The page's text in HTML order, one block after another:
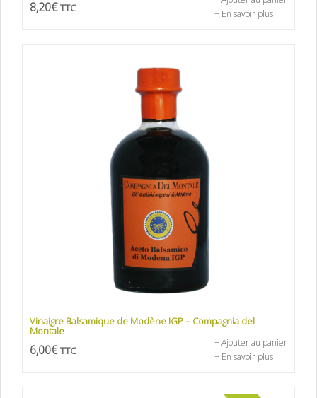
8,20€ TTC
+ En savoir plus
Vinaigre Balsamique de Modène IGP – Compagnia del
Montale
6,00€ TTC
+ Ajouter au panier
+ En savoir plus